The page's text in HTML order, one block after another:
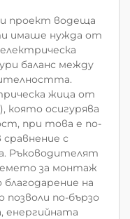
проект водеща
имаше нужда от
баланс между
жица от
която осигурява
при това е по-
сравнение с
Ръководителят
за монтаж
на
по-бързо
енергийната